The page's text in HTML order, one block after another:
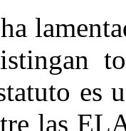
es
las